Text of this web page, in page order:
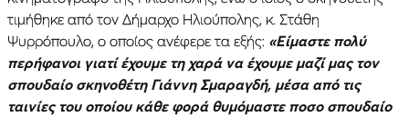
τιμήθηκε από τον Δήμαρχο Ηλιούπολης, κ. Στάθη
Ψυρρόπουλο, ο οποίος ανέφερε τα εξής: «Είμαστε πολύ
περήφανοι γιατί έχουμε τη χαρά να έχουμε μαζί μας τον
σπουδαίο σκηνοθέτη Γιάννη Σμαραγδή, μέσα από τις
ταινίες του οποίου κάθε φορά θυμόμαστε ποσο σπουδαίο